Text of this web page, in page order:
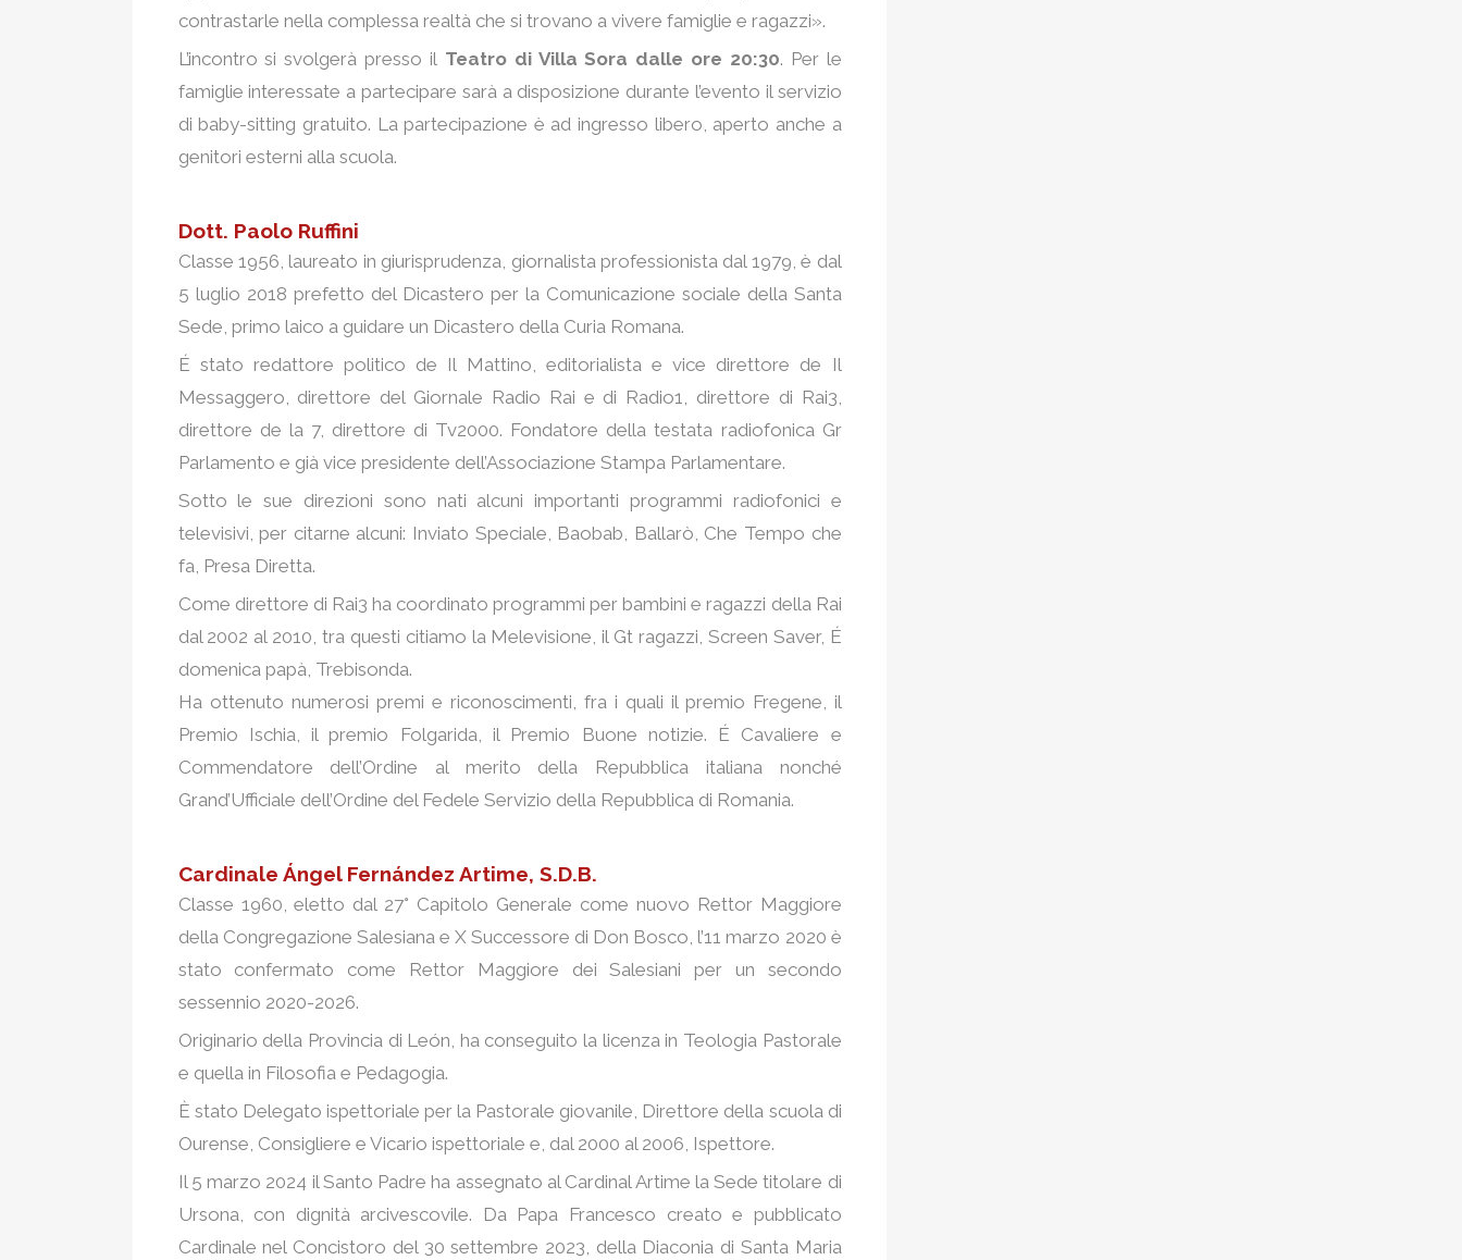
contrastarle nella complessa realtà che si trovano a vivere famiglie e ragazzi».
L’incontro si svolgerà presso il Teatro di Villa Sora dalle ore 20:30. Per le
famiglie interessate a partecipare sarà a disposizione durante l’evento il servizio
di baby-sitting gratuito. La partecipazione è ad ingresso libero, aperto anche a
genitori esterni alla scuola.
Dott. Paolo Ruffini
Classe 1956, laureato in giurisprudenza, giornalista professionista dal 1979, è dal
5 luglio 2018 prefetto del Dicastero per la Comunicazione sociale della Santa
Sede, primo laico a guidare un Dicastero della Curia Romana.
É stato redattore politico de Il Mattino, editorialista e vice direttore de Il
Messaggero, direttore del Giornale Radio Rai e di Radio1, direttore di Rai3,
direttore de la 7, direttore di Tv2000. Fondatore della testata radiofonica Gr
Parlamento e già vice presidente dell’Associazione Stampa Parlamentare.
Sotto le sue direzioni sono nati alcuni importanti programmi radiofonici e
televisivi, per citarne alcuni: Inviato Speciale, Baobab, Ballarò, Che Tempo che
fa, Presa Diretta.
Come direttore di Rai3 ha coordinato programmi per bambini e ragazzi della Rai
dal 2002 al 2010, tra questi citiamo la Melevisione, il Gt ragazzi, Screen Saver, É
domenica papà, Trebisonda.
Ha ottenuto numerosi premi e riconoscimenti, fra i quali il premio Fregene, il
Premio Ischia, il premio Folgarida, il Premio Buone notizie. É Cavaliere e
Commendatore dell’Ordine al merito della Repubblica italiana nonché
Grand’Ufficiale dell’Ordine del Fedele Servizio della Repubblica di Romania.
Cardinale Ángel Fernández Artime, S.D.B.
Classe 1960, eletto dal 27° Capitolo Generale come nuovo Rettor Maggiore
della Congregazione Salesiana e X Successore di Don Bosco, l’11 marzo 2020 è
stato confermato come Rettor Maggiore dei Salesiani per un secondo
sessennio 2020-2026.
Originario della Provincia di León, ha conseguito la licenza in Teologia Pastorale
e quella in Filosofia e Pedagogia.
È stato Delegato ispettoriale per la Pastorale giovanile, Direttore della scuola di
Ourense, Consigliere e Vicario ispettoriale e, dal 2000 al 2006, Ispettore.
Il 5 marzo 2024 il Santo Padre ha assegnato al Cardinal Artime la Sede titolare di
Ursona, con dignità arcivescovile. Da Papa Francesco creato e pubblicato
Cardinale nel Concistoro del 30 settembre 2023, della Diaconia di Santa Maria